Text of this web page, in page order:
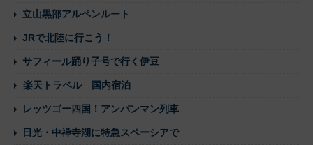
立山黒部アルペンルート
JRで北陸に行こう！
サフィール踊り子号で行く伊豆
楽天トラベル 国内宿泊
レッツゴー四国！アンパンマン列車
日光・中禅寺湖に特急スペーシアで